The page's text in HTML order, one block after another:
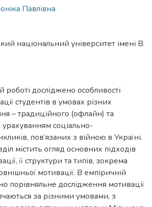
Павлівна
національний університет імені В.
роботі досліджено особливості
студентів в умовах різних
– традиційного (офлайн) та
урахуванням соціально-
пов’язаних з війною в Україні.
містить огляд основних підходів
її структури та типів, зокрема
мотивації. В емпіричній
порівняльне дослідження мотивації
за різними умовами, з